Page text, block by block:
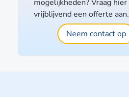
mogelijkheden? Vraag hier
vrijblijvend een offerte aan.
Neem contact op